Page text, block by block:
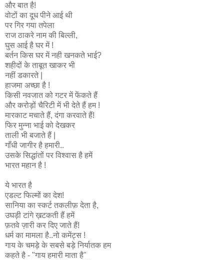
और बात है!
वोटों का दूध पीने आई थी
पर गिर गया तपेला
राज ठाकरे नाम की बिल्ली,
घुस आई है घर में !
बर्तन किस घर में नही खनकते भाई?
शहीदों के ताबूत खाकर भी
नहीं डकारते |
हाजमा अच्छा है !
किसी नवजात को गटर में फेंकते हैं
और करोड़ों चैरिटी में भी देते हैं हम !
मारकाट मचाते हैं, दंगा करवाते हैं!
फिर मुन्ना भाई को देखकर
ताली भी बजाते हैं |
गाँधी जागीर है हमारी..
उसके सिद्धांतों पर विश्वास है हमें
भारत महान है !
ये भारत है
एडल्ट फिल्मों का देश!
सानिया का स्कर्ट तकलीफ़ देता है,
उघड़ी टांगे ख़टकती हैं हमें
फ़तवे ज़ारी कर दिए जाते हैं!
धर्म का मामला है..नो कमेंट्स !
गाय के चमड़े के सबसे बड़े निर्यातक हम
कहते है - "गाय हमारी माता है"